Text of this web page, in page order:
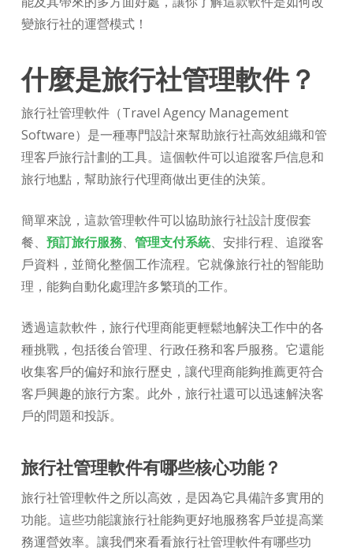
變旅行社的運營模式！
什麼是旅行社管理軟件？
旅行社管理軟件（Travel Agency Management
Software）是一種專門設計來幫助旅行社高效組織和管
理客戶旅行計劃的工具。這個軟件可以追蹤客戶信息和
旅行地點，幫助旅行代理商做出更佳的決策。
簡單來說，這款管理軟件可以協助旅行社設計度假套
餐、 預訂旅行服務、 管理支付系統、安排行程、追蹤客
戶資料，並簡化整個工作流程。它就像旅行社的智能助
理，能夠自動化處理許多繁瑣的工作。
透過這款軟件，旅行代理商能更輕鬆地解決工作中的各
種挑戰，包括後台管理、行政任務和客戶服務。它還能
收集客戶的偏好和旅行歷史，讓代理商能夠推薦更符合
客戶興趣的旅行方案。此外，旅行社還可以迅速解決客
戶的問題和投訴。
旅行社管理軟件有哪些核心功能？
旅行社管理軟件之所以高效，是因為它具備許多實用的
功能。這些功能讓旅行社能夠更好地服務客戶並提高業
務運營效率。讓我們來看看旅行社管理軟件有哪些功